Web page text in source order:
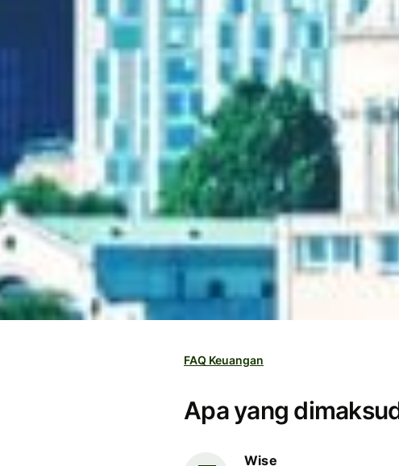
FAQ Keuangan
Apa yang
Wise